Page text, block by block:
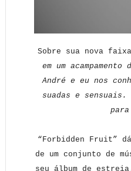
Sobre sua nova
em um
André e eu nos
suadas e sensuais.
“Forbidden Fruit”
de um conjunto de
seu álbum de